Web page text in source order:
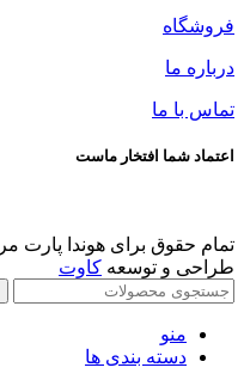
فروشگاه
درباره ما
تماس با ما
اعتماد شما افتخار ماست
تمام حقوق برای هوندا
طراحی و توسعه کاوت
منو
دسته بندی ها